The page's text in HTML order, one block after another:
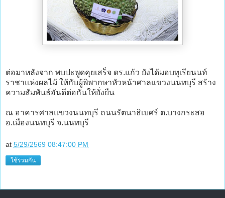
ต่อมาหลังจาก พบปะพูดคุยเสร็จ ดร.แก้ว ยังได้มอบทุเรียนนท์
ราชาแห่งผลไม้ ให้กับผู้พิพากษาหัวหน้าศาลแขวงนนทบุรี สร้าง
ความสัมพันธ์อันดีต่อกันให้ยั่งยืน
ณ อาคารศาลแขวงนนทบุรี ถนนรัตนาธิเบศร์ ต.บางกระสอ
อ.เมืองนนทบุรี จ.นนทบุรี
at 5/29/2569 08:47:00 PM
ใช้ร่วมกัน